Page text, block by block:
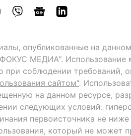
опубликованные на
МЕДИА". Использование
при соблюдении требований,
сайтом".
на данном ресурсе,
следующих условий:
первоисточника не ниже
который не может